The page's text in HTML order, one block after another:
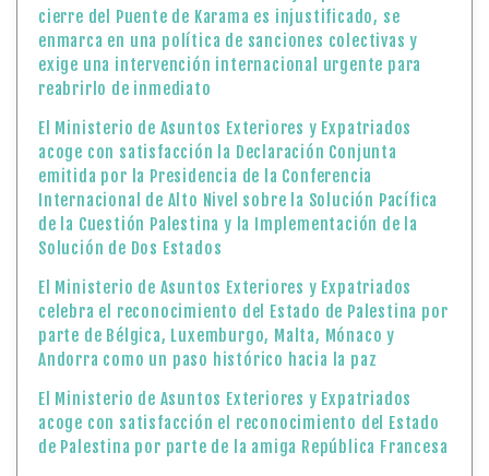
cierre del Puente de Karama es injustificado, se
enmarca en una política de sanciones colectivas y
exige una intervención internacional urgente para
reabrirlo de inmediato
El Ministerio de Asuntos Exteriores y Expatriados
acoge con satisfacción la Declaración Conjunta
emitida por la Presidencia de la Conferencia
Internacional de Alto Nivel sobre la Solución Pacífica
de la Cuestión Palestina y la Implementación de la
Solución de Dos Estados
El Ministerio de Asuntos Exteriores y Expatriados
celebra el reconocimiento del Estado de Palestina por
parte de Bélgica, Luxemburgo, Malta, Mónaco y
Andorra como un paso histórico hacia la paz
El Ministerio de Asuntos Exteriores y Expatriados
acoge con satisfacción el reconocimiento del Estado
de Palestina por parte de la amiga República Francesa